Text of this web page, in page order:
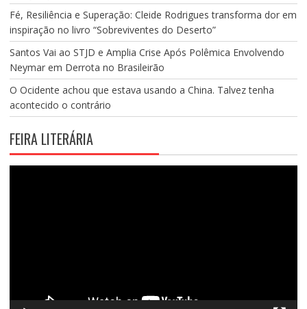
Fé, Resiliência e Superação: Cleide Rodrigues transforma dor em
inspiração no livro “Sobreviventes do Deserto”
Santos Vai ao STJD e Amplia Crise Após Polêmica Envolvendo
Neymar em Derrota no Brasileirão
O Ocidente achou que estava usando a China. Talvez tenha
acontecido o contrário
FEIRA LITERÁRIA